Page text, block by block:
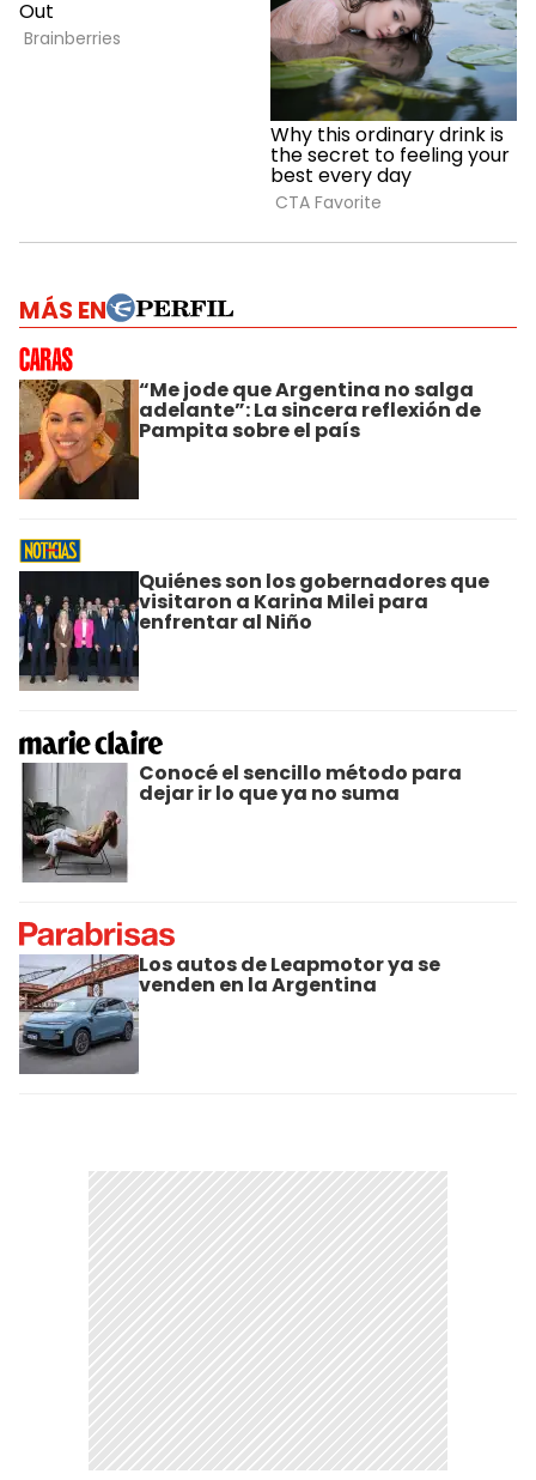
MÁS EN
“Me jode que Argentina no salga
adelante”: La sincera reflexión de
Pampita sobre el país
Quiénes son los gobernadores que
visitaron a Karina Milei para
enfrentar al Niño
Conocé el sencillo método para
dejar ir lo que ya no suma
Los autos de Leapmotor ya se
venden en la Argentina